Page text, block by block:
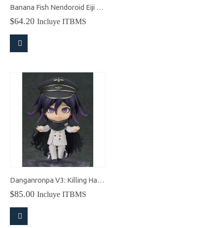
Banana Fish Nendoroid Eiji Okumura
$64.20 Incluye ITBMS
Danganronpa V3: Killing Harmony Kokichi Oma Nendoroid
$85.00 Incluye ITBMS